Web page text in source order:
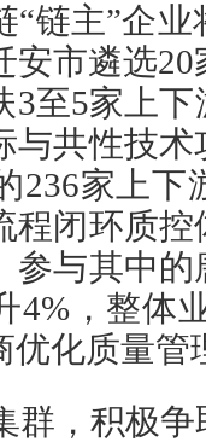
“链主”企
安市遴选
3至5家上
与共性技
236家上下
程闭环质
参与其中
4%，整体
优化质量管
群，积极